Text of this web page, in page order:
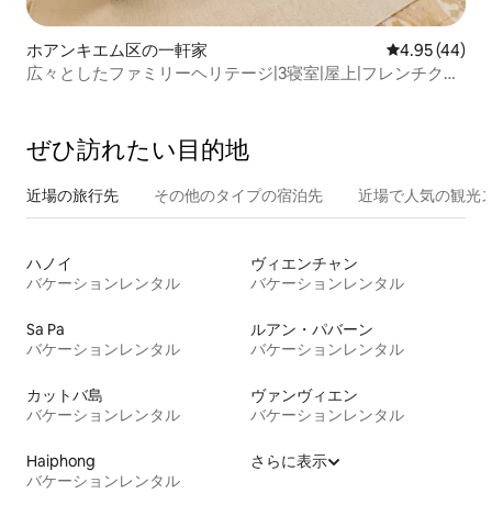
ホアンキエム区の一軒家 レビュー44
4.95 (44)
広々としたファミリーヘリテージ|3寝室|屋上|フレンチクォ
ぜひ訪⁠れ⁠た⁠い目⁠的⁠地
近場の旅行先 その他のタ⁠イ⁠プ⁠の宿⁠泊⁠先 近場で人気の観光
ハノイ
バケーションレンタル
ヴィエンチャン
バケーションレンタル
Sa Pa
バケーションレンタル
ルアン・パバーン
バケーションレンタル
カットバ島
バケーションレンタル
ヴァンヴィエン
バケーションレンタル
Haiphong
バケーションレンタル
さらに表示